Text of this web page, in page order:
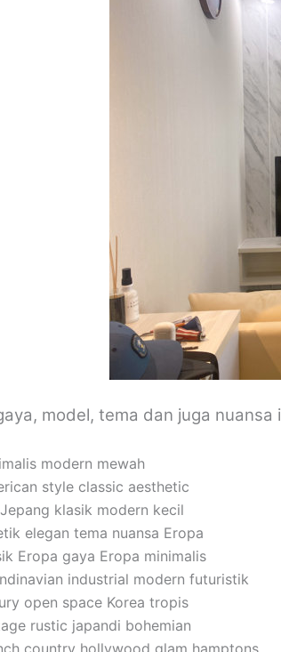
model, tema dan juga
modern mewah
style classic aesthetic
klasik modern kecil
elegan tema nuansa Eropa
Eropa gaya Eropa minimalis
industrial modern futuristik
open space Korea tropis
rustic japandi bohemian
country hollywood glam hamptons